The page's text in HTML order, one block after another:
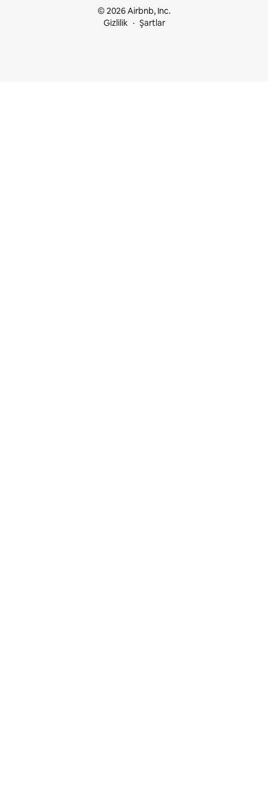
© 2026 Airbnb, Inc.
Gizlilik
Şartlar